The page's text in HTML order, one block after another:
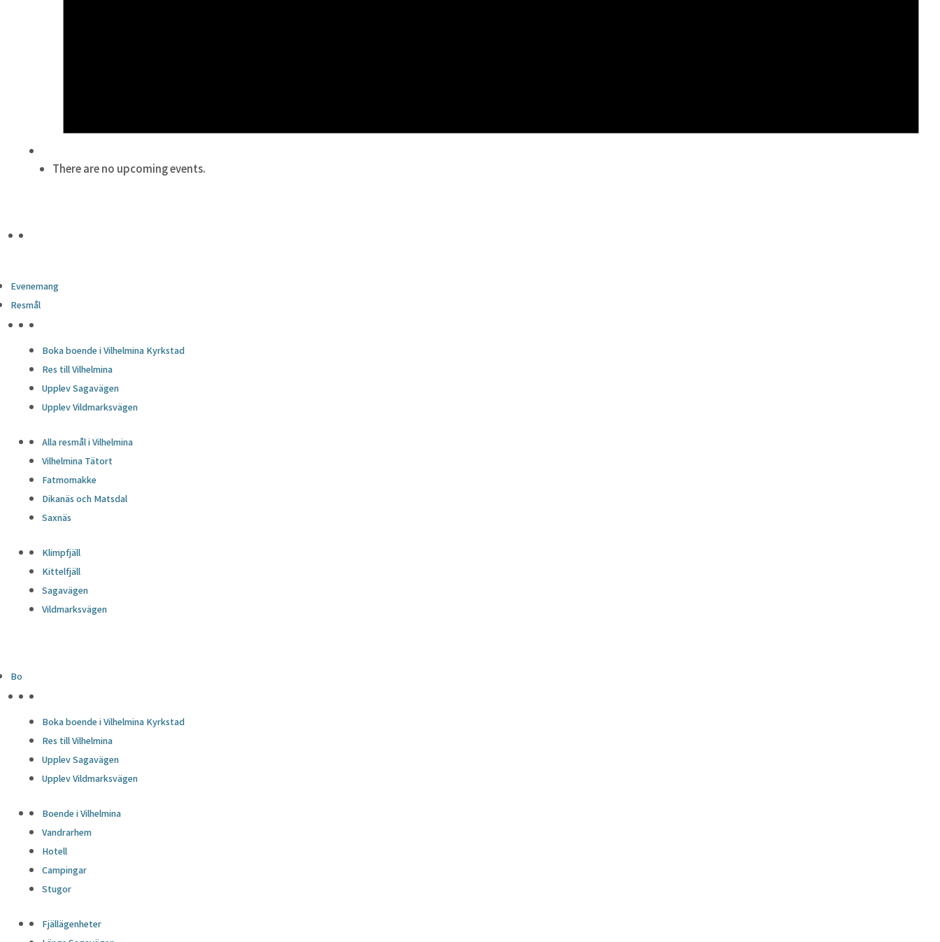
There are no upcoming events.
Evenemang
Resmål
Boka boende i Vilhelmina Kyrkstad
Res till Vilhelmina
Upplev Sagavägen
Upplev Vildmarksvägen
Alla resmål i Vilhelmina
Vilhelmina Tätort
Fatmomakke
Dikanäs och Matsdal
Saxnäs
Klimpfjäll
Kittelfjäll
Sagavägen
Vildmarksvägen
Bo
Boka boende i Vilhelmina Kyrkstad
Res till Vilhelmina
Upplev Sagavägen
Upplev Vildmarksvägen
Boende i Vilhelmina
Vandrarhem
Hotell
Campingar
Stugor
Fjällägenheter